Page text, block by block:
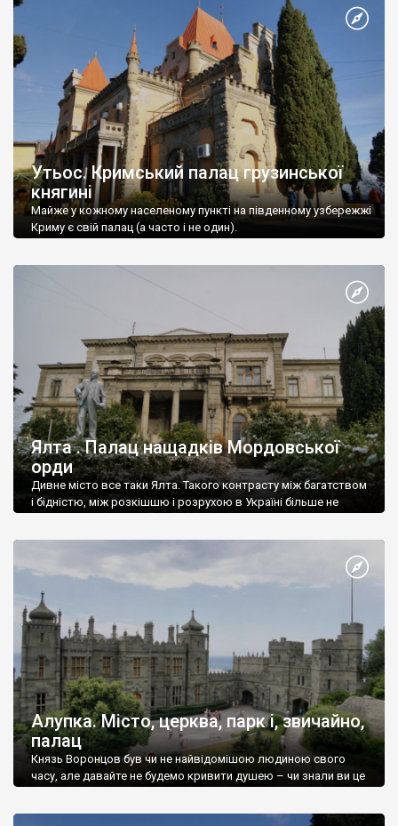
Утьос. Кримський палац грузинської
княгині
Майже у кожному населеному пункті на південному узбережжі
Криму є свій палац (а часто і не один).
Ялта . Палац нащадків Мордовської
орди
Дивне місто все таки Ялта. Такого контрасту між багатством
і бідністю, між розкішшю і розрухою в Україні більше не
Алупка. Місто, церква, парк і, звичайно,
палац
Князь Воронцов був чи не найвідомішою людиною свого
часу, але давайте не будемо кривити душею – чи знали ви це